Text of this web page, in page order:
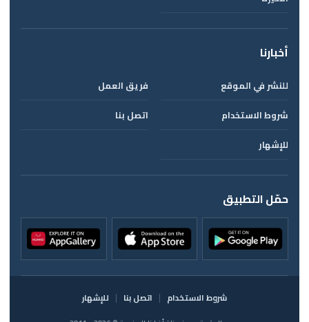
أخبارنا
للنشر في الموقع
فريق العمل
شروط الاستخدام
اتصل بنا
للإشهار
حمّل التطبيق
شروط الاستخدام اتصل بنا
للإشهار